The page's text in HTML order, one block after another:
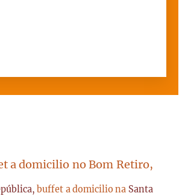
a domicilio no Bom Retiro,
buffet a domicilio na Santa